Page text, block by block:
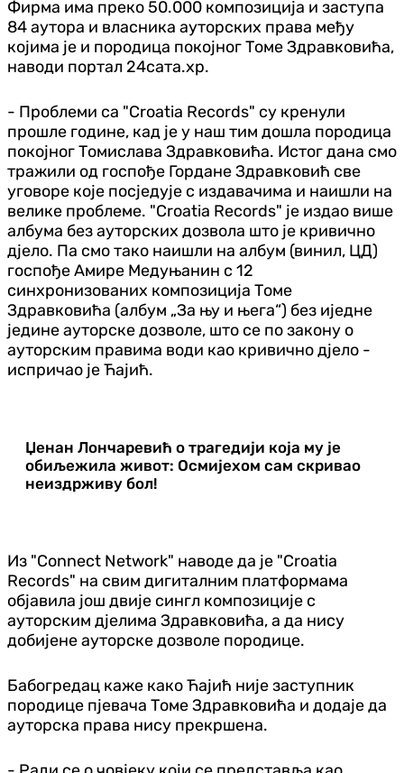
Фирма има преко 50.000 композиција и заступа
84 аутора и власника ауторских права међу
којима је и породица покојног Томе Здравковића,
наводи портал 24сата.хр.
- Проблеми са "Croatia Records" су кренули
прошле године, кад је у наш тим дошла породица
покојног Томислава Здравковића. Истог дана смо
тражили од госпође Гордане Здравковић све
уговоре које посједује с издавачима и наишли на
велике проблеме. "Croatia Records" је издао више
албума без ауторских дозвола што је кривично
дјело. Па смо тако наишли на албум (винил, ЦД)
госпође Амире Медуњанин с 12
синхронизованих композиција Томе
Здравковића (албум „За њу и њега“) без иједне
једине ауторске дозволе, што се по закону о
ауторским правима води као кривично дјело -
испричао је Ћајић.
Џенан Лончаревић о трагедији која му је
обиљежила живот: Осмијехом сам скривао
неиздрживу бол!
Из "Connect Network" наводе да је "Croatia
Records" на свим дигиталним платформама
објавила још двије сингл композиције с
ауторским дјелима Здравковића, а да нису
добијене ауторске дозволе породице.
Бабогредац каже како Ћајић није заступник
породице пјевача Томе Здравковића и додаје да
ауторска права нису прекршена.